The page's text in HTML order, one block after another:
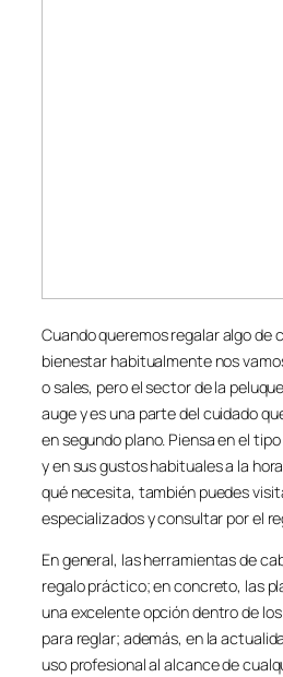
Cuando queremos regalar algo de
bienestar habitualmente nos
o sales, pero el sector de la
auge y es una parte del cuidado
en segundo plano. Piensa en el
y en sus gustos habituales a la
qué necesita, también puedes
especializados y consultar por el
En general, las herramientas de
regalo práctico; en concreto, las
una excelente opción dentro de
para reglar; además, en la
uso profesional al alcance de